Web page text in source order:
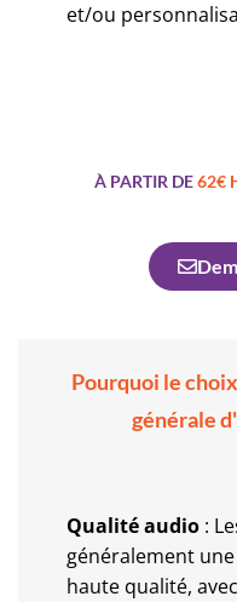
et/ou
À PARTIR DE62€
Pourquoi le
générale
Qualité audio :
généralement
haute qualité,